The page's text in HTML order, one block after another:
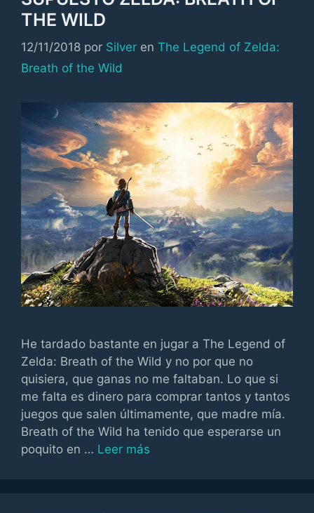
THE WILD
12/11/2018 por Silver en Categorías
The Legend of Zelda:
Breath of the Wild
He tardado bastante en jugar a The Legend of
Zelda: Breath of the Wild y no por que no
quisiera, que ganas no me faltaban. Lo que si
me falta es dinero para comprar tantos y tantos
juegos que salen últimamente, que madre mía.
Breath of the Wild ha tenido que esperarse un
poquito en … Leer más